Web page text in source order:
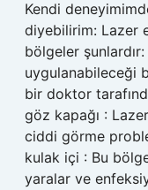
Kendi
diyebilirim: Lazer
bölgeler
uygulanabileceği
bir doktor
göz kapağı :
ciddi görme
kulak içi : Bu
yaralar ve